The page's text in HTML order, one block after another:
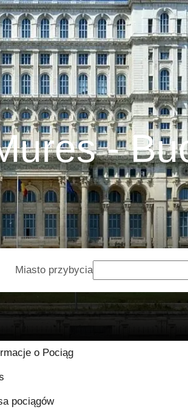
-
Miasto przybycia
o Pociąg
pociągów